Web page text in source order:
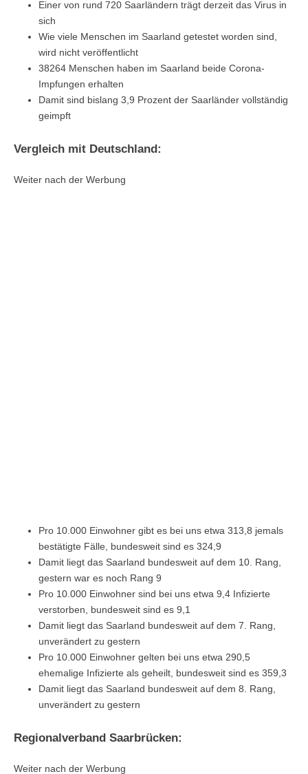
Einer von rund 720 Saarländern trägt derzeit das Virus in
sich
Wie viele Menschen im Saarland getestet worden sind,
wird nicht veröffentlicht
38264 Menschen haben im Saarland beide Corona-
Impfungen erhalten
Damit sind bislang 3,9 Prozent der Saarländer vollständig
geimpft
Vergleich mit Deutschland:
Weiter nach der Werbung
Pro 10.000 Einwohner gibt es bei uns etwa 313,8 jemals
bestätigte Fälle, bundesweit sind es 324,9
Damit liegt das Saarland bundesweit auf dem 10. Rang,
gestern war es noch Rang 9
Pro 10.000 Einwohner sind bei uns etwa 9,4 Infizierte
verstorben, bundesweit sind es 9,1
Damit liegt das Saarland bundesweit auf dem 7. Rang,
unverändert zu gestern
Pro 10.000 Einwohner gelten bei uns etwa 290,5
ehemalige Infizierte als geheilt, bundesweit sind es 359,3
Damit liegt das Saarland bundesweit auf dem 8. Rang,
unverändert zu gestern
Regionalverband Saarbrücken:
Weiter nach der Werbung